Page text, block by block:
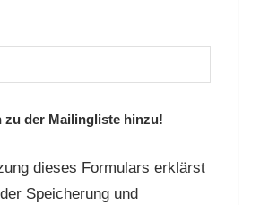
der Mailingliste hinzu!
dieses Formulars erklärst
Speicherung und